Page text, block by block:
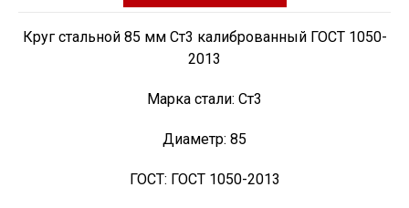
Круг стальной 85 мм Ст3 калиброванный ГОСТ 1050-
2013
Марка стали: Ст3
Диаметр: 85
ГОСТ: ГОСТ 1050-2013